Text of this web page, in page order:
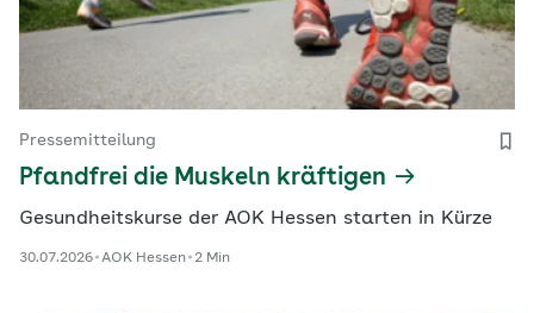
Pressemitteilung
Pfandfrei die Muskeln kräftigen
Gesundheitskurse der AOK Hessen starten in Kürze
30.07.2026 AOK Hessen 2 Min